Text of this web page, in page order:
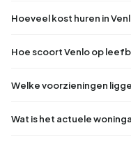
Hoeveel kost huren in
Hoe scoort Venlo op
Welke voorzieningen
Wat is het actuele